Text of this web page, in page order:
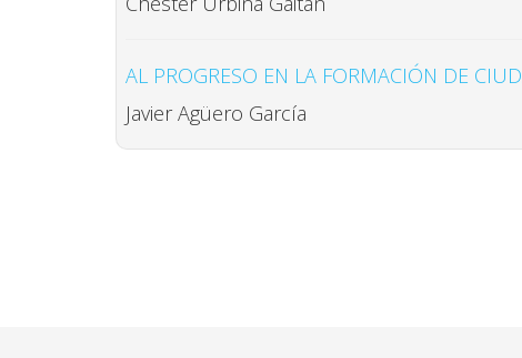
AL PROGRESO EN LA FORMACIÓN DE
Javier Agüero García